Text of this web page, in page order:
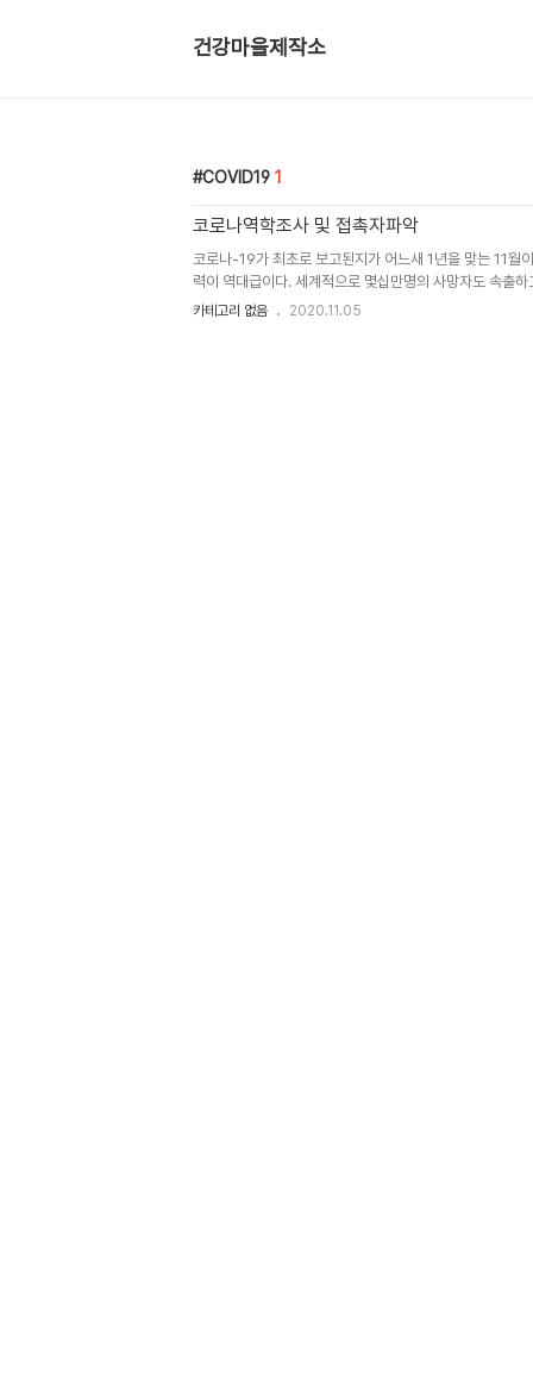
건강마을제작소
COVID19 1
코로나역학조사 및 접촉자파악
코로나-19가 최초로 보고된지가 어느새 1년을 맞는 11월
력이 역대급이다. 세계적으로 몇십만명의 사망자도 속출하
열중하지만 오리무중이다. 사전예방과 확진자 발생시 최단
를 받도록 해야 한다. 바로 이것이 보건소 코로나대응팀이
카테고리 없음 2020.11.05